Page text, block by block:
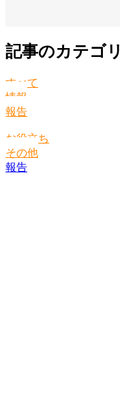
記事のカテゴリ
すべて
情報
報告
お役立ち
その他
報告